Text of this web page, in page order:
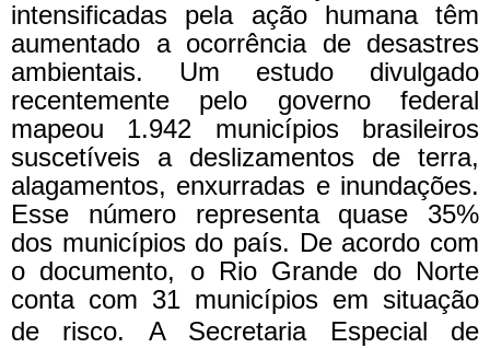
intensificadas pela ação humana têm
aumentado a ocorrência de desastres
ambientais. Um estudo divulgado
recentemente pelo governo federal
mapeou 1.942 municípios brasileiros
suscetíveis a deslizamentos de terra,
alagamentos, enxurradas e inundações.
Esse número representa quase 35%
dos municípios do país. De acordo com
o documento, o Rio Grande do Norte
conta com 31 municípios em situação
de risco. A Secretaria Especial de